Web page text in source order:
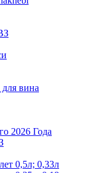
вина
2026 Года
0,5л; 0,33л